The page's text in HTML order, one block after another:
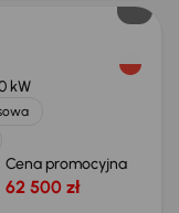
kW
Cena promocyjna
62 500 zł